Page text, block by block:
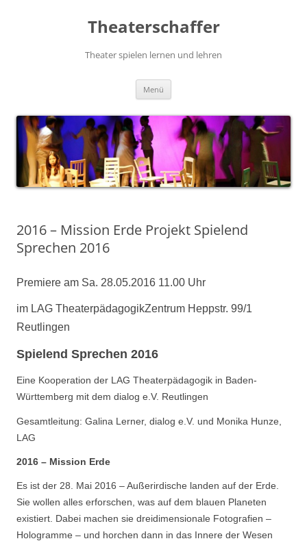
Theaterschaffer
Theater spielen lernen und lehren
Menü
2016 – Mission Erde Projekt Spielend
Sprechen 2016
Premiere am Sa. 28.05.2016 11.00 Uhr
im LAG TheaterpädagogikZentrum Heppstr. 99/1
Reutlingen
Spielend Sprechen 2016
Eine Kooperation der LAG Theaterpädagogik in Baden-
Württemberg mit dem dialog e.V. Reutlingen
Gesamtleitung: Galina Lerner, dialog e.V. und Monika Hunze,
LAG
2016 – Mission Erde
Es ist der 28. Mai 2016 – Außerirdische landen auf der Erde.
Sie wollen alles erforschen, was auf dem blauen Planeten
existiert. Dabei machen sie dreidimensionale Fotografien –
Hologramme – und horchen dann in das Innere der Wesen